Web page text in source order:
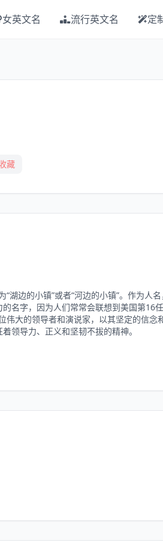
女英文名 流行英文名 定
藏
湖边的小镇”或者“河边的小镇”。作为人
名字，因为人们常常会联想到美国第16
大的领导者和演说家，以其坚定的信念
领导力、正义和坚韧不拔的精神。